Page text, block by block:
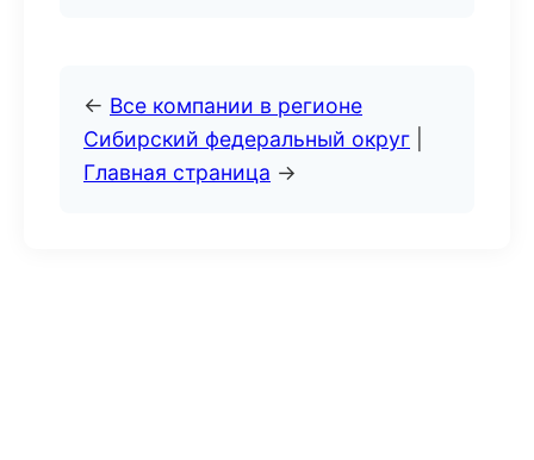
← Все компании в регионе
Сибирский федеральный округ
Главная страница →